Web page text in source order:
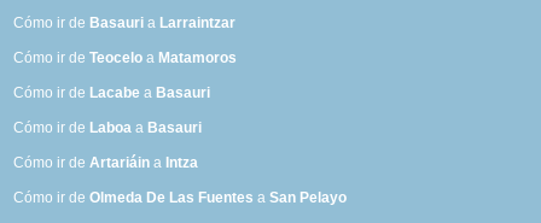
Cómo ir de Basauri a Larraintzar
Cómo ir deTeocelo a Matamoros
Cómo ir de Lacabe a Basauri
Cómo ir de Laboa a Basauri
Cómo ir deArtariáin a Intza
Cómo ir deOlmeda De Las Fuentes aSan Pelayo